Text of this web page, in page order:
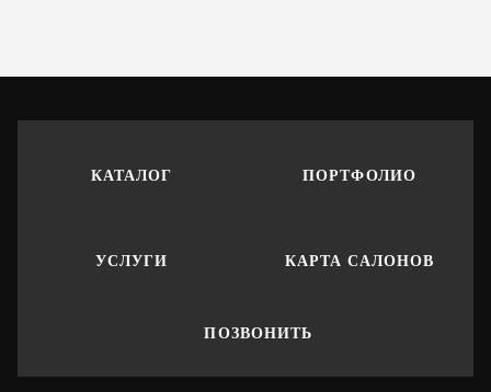
КАТАЛОГ ПОРТФОЛИО
УСЛУГИ КАРТА САЛОНОВ
ПОЗВОНИТЬ